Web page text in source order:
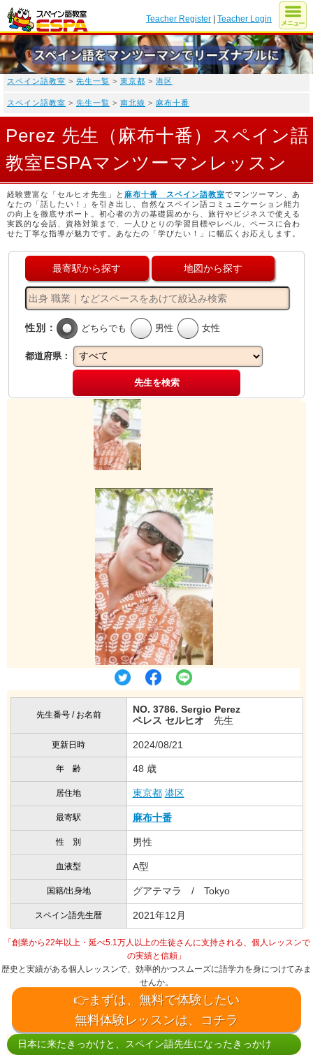
Teacher Register |Teacher Login
スペイン語教室 > 先生一覧 > 東京都 > 港区
スペイン語教室 > 先生一覧 > 南北線 > 麻布十番
Perez 先生（麻布十番）スペイン語
教室ESPAマンツーマンレッスン
経験豊富な「セルヒオ先生」と 麻布十番 スペイン語教室でマンツーマン、あ
なたの「話したい！」を引き出し、自然なスペイン語コミュニケーション能力
の向上を徹底サポート。初心者の方の基礎固めから、旅行やビジネスで使える
実践的な会話、資格対策まで、一人ひとりの学習目標やレベル、ペースに合わ
せた丁寧な指導が魅力です。あなたの「学びたい！」に幅広くお応えします。
最寄駅から探す 地図から探す
性別： どちらでも 男性 女性
都道府県：
先生を検索
先生番号 / お名前
NO. 3786. Sergio Perez
ペレス セルヒオ 先生
更新日時 2024/08/21
年 齢 48 歳
居住地 東京都 港区
最寄駅 麻布十番
性 別 男性
血液型 A型
国籍/出身地 グアテマラ / Tokyo
スペイン語先生暦 2021年12月
「創業から22年以上・延べ5.1万人以上の生徒さんに支持される、個人レッスンで
の実績と信頼」
歴史と実績がある個人レッスンで、効率的かつスムーズに語学力を身につけてみま
せんか。
👉まずは、無料で体験したい
無料体験レッスンは、コチラ
日本に来たきっかけと、スペイン語先生になったきっかけ